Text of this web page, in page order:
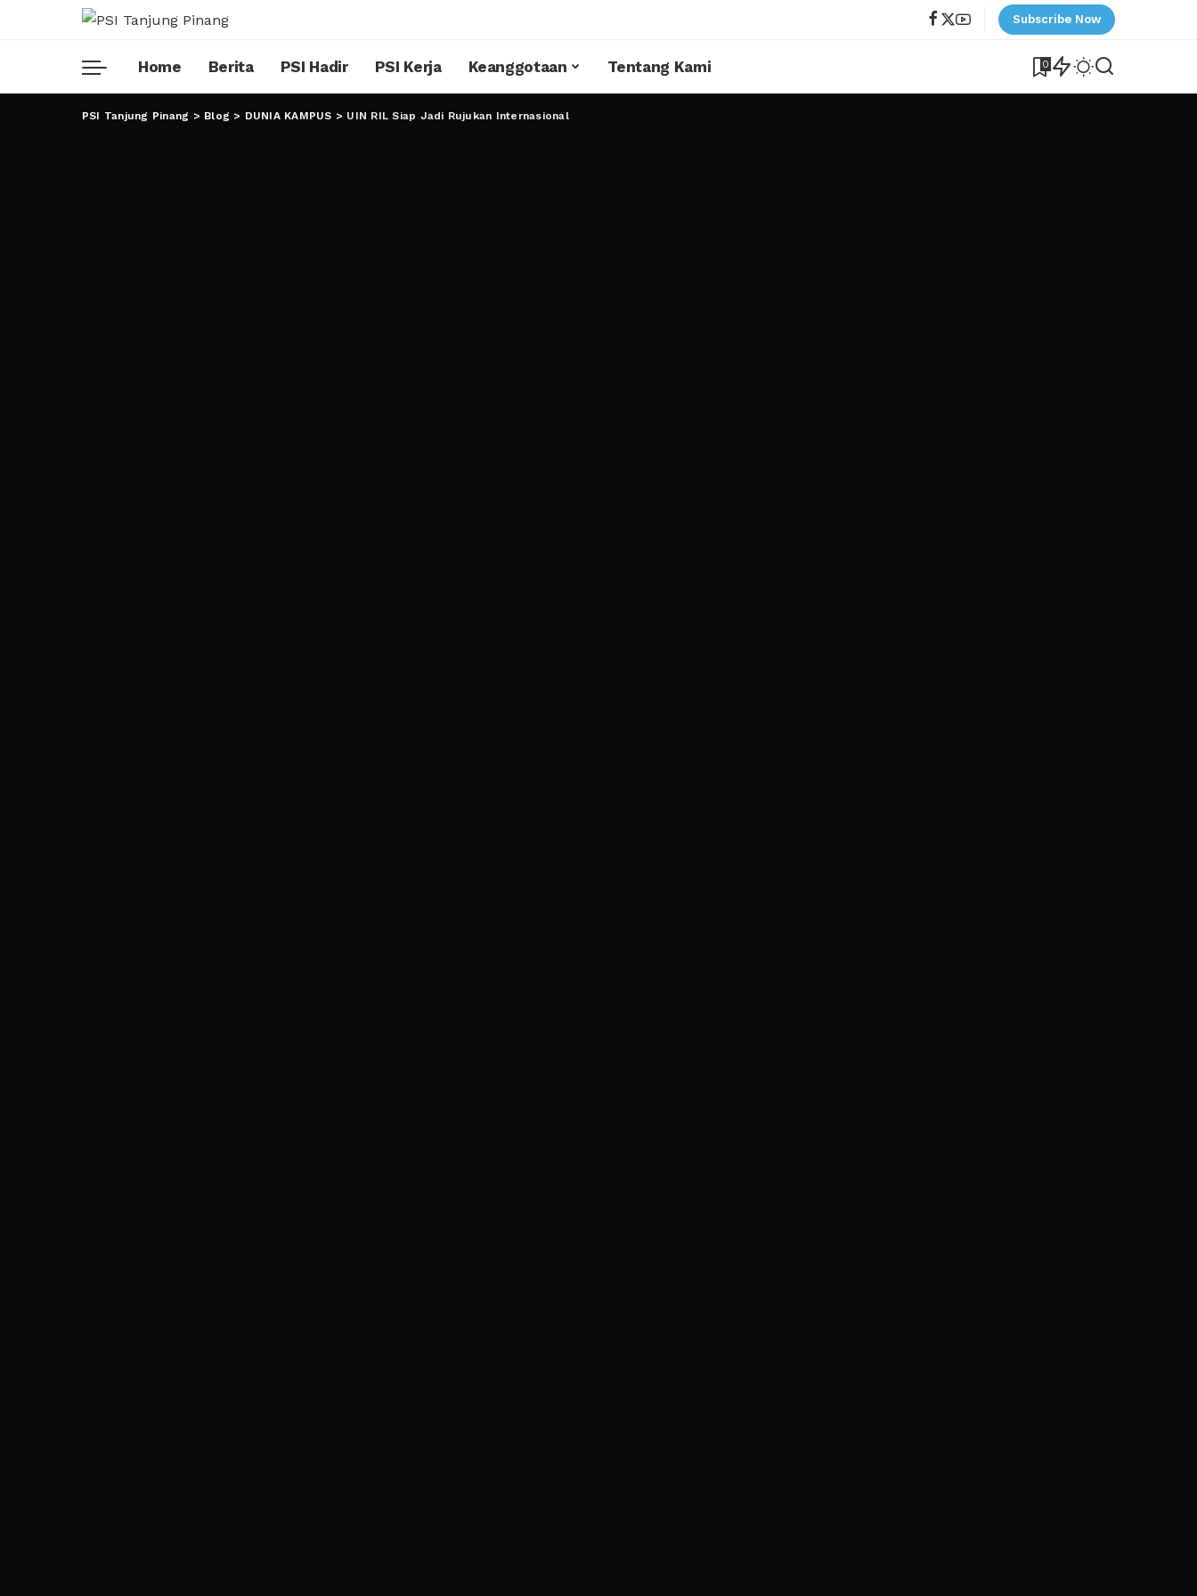
Subscribe Now
Home Berita PSI Hadir PSI Kerja Keanggotaan Tentang Kami 0
PSI Tanjung Pinang > Blog > DUNIA KAMPUS > UIN RIL Siap Jadi Rujukan Internasional